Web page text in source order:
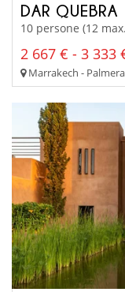
DAR QUEBRA
10 persone (12
2 667 € - 3 333
Marrakech -